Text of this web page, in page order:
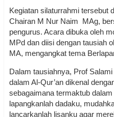
Kegiatan silaturrahmi tersebut
Chairan M Nur Naim MAg,
pengurus. Acara dibuka oleh
MPd dan diisi dengan tausiah
MA, mengangkat tema
Dalam tausiahnya, Prof
dalam Al-Qur’an dikenal
sebagaimana termaktub
lapangkanlah dadaku,
lancarkanlah lisanku agar